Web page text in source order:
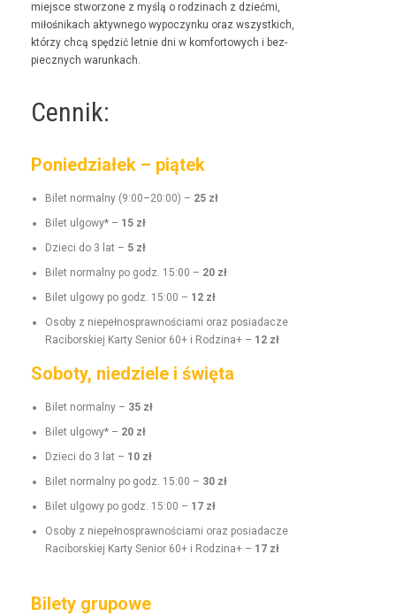
miejsce stwor­zone z myślą o rodz­i­nach z dzieć­mi,
miłośnikach akty­wnego wypoczynku oraz wszys­t­kich,
którzy chcą spędz­ić let­nie dni w kom­for­towych i bez­
piecznych warunkach.
Cennik:
Poniedziałek – piątek
Bilet nor­mal­ny (9:00–20:00) – 25 zł
Bilet ulgo­wy* – 15 zł
Dzieci do 3 lat – 5 zł
Bilet nor­mal­ny po godz. 15:00 – 20 zł
Bilet ulgo­wy po godz. 15:00 – 12 zł
Oso­by z niepełnosprawnoś­ci­a­mi oraz posi­adacze
Raci­borskiej Kar­ty Senior 60+ i Rodz­i­na+ – 12 zł
Soboty, niedziele i święta
Bilet nor­mal­ny – 35 zł
Bilet ulgo­wy* – 20 zł
Dzieci do 3 lat – 10 zł
Bilet nor­mal­ny po godz. 15:00 – 30 zł
Bilet ulgo­wy po godz. 15:00 – 17 zł
Oso­by z niepełnosprawnoś­ci­a­mi oraz posi­adacze
Raci­borskiej Kar­ty Senior 60+ i Rodz­i­na+ – 17 zł
Bilety grupowe